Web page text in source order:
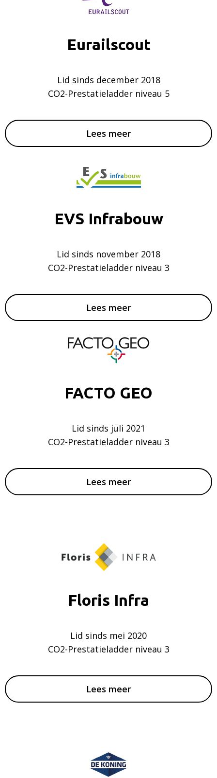
Eurailscout
Lid sinds december 2018
CO2-Prestatieladder niveau 5
Lees meer
EVS Infrabouw
Lid sinds november 2018
CO2-Prestatieladder niveau 3
Lees meer
FACTO GEO
Lid sinds juli 2021
CO2-Prestatieladder niveau 3
Lees meer
Floris Infra
Lid sinds mei 2020
CO2-Prestatieladder niveau 3
Lees meer